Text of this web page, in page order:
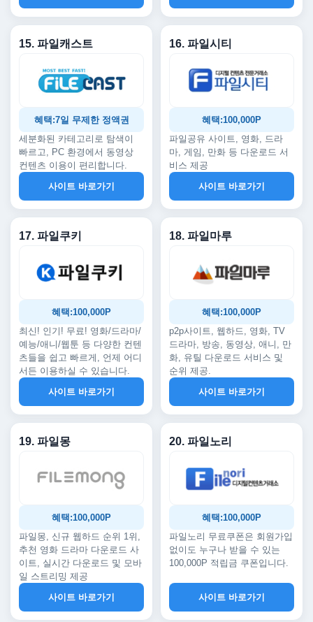
15. 파일캐스트
혜택:7일 무제한 정액권
세분화된 카테고리로 탐색이
빠르고, PC 환경에서 동영상
컨텐츠 이용이 편리합니다.
사이트 바로가기
16. 파일시티
혜택:100,000P
파일공유 사이트, 영화, 드라
마, 게임, 만화 등 다운로드 서
비스 제공
사이트 바로가기
17. 파일쿠키
혜택:100,000P
최신! 인기! 무료! 영화/드라마/
예능/애니/웹툰 등 다양한 컨텐
츠들을 쉽고 빠르게, 언제 어디
서든 이용하실 수 있습니다.
사이트 바로가기
18. 파일마루
혜택:100,000P
p2p사이트, 웹하드, 영화, TV
드라마, 방송, 동영상, 애니, 만
화, 유틸 다운로드 서비스 및
순위 제공.
사이트 바로가기
19. 파일몽
혜택:100,000P
파일몽, 신규 웹하드 순위 1위,
추천 영화 드라마 다운로드 사
이트, 실시간 다운로드 및 모바
일 스트리밍 제공
사이트 바로가기
20. 파일노리
혜택:100,000P
파일노리 무료쿠폰은 회원가입
없이도 누구나 받을 수 있는
100,000P 적립금 쿠폰입니다.
사이트 바로가기